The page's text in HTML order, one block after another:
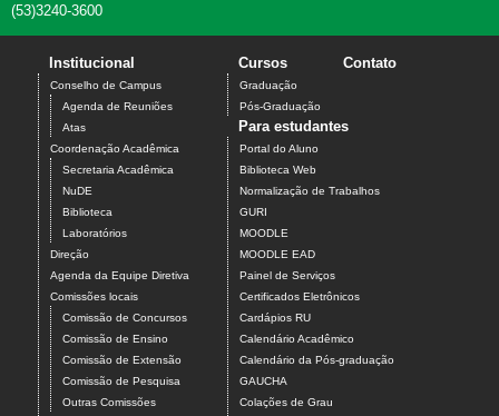
(53)3240-3600
Institucional
Conselho de Campus
Agenda de Reuniões
Atas
Coordenação Acadêmica
Secretaria Acadêmica
NuDE
Biblioteca
Laboratórios
Direção
Agenda da Equipe Diretiva
Comissões locais
Comissão de Concursos
Comissão de Ensino
Comissão de Extensão
Comissão de Pesquisa
Outras Comissões
Cursos
Graduação
Pós-Graduação
Contato
Para estudantes
Portal do Aluno
Biblioteca Web
Normalização de Trabalhos
GURI
MOODLE
MOODLE EAD
Painel de Serviços
Certificados Eletrônicos
Cardápios RU
Calendário Acadêmico
Calendário da Pós-graduação
GAUCHA
Colações de Grau